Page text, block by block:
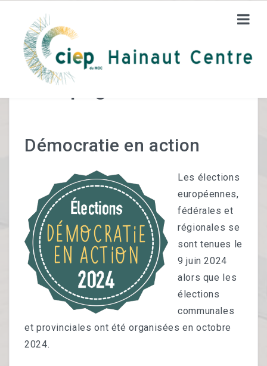
A Propos De Nous
Les Bénévoles
FORMATIONS
Orientation Vers L’emploi
Français Langue Étrangère & Alphabétisation
Citoyenneté
Santé²
Campagnes
Démocratie en action
Les élections
européennes,
fédérales et
régionales se
sont tenues le
9 juin 2024
alors que les
élections
communales
et provinciales ont été organisées en octobre
2024.